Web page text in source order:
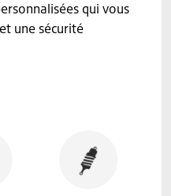
qui vous
une sécurité